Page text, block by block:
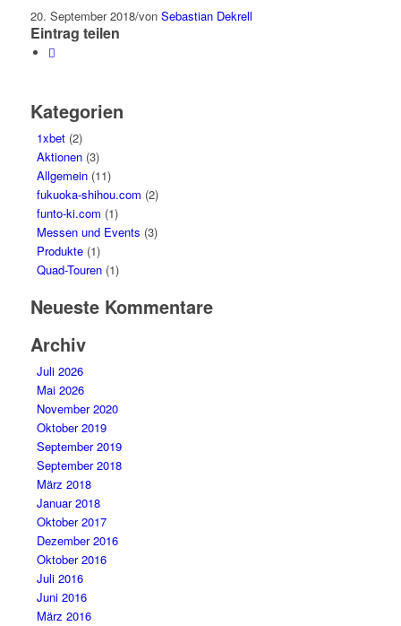
20. September 2018/von Sebastian Dekrell
Eintrag teilen
Kategorien
1xbet(2)
Aktionen(3)
Allgemein(11)
fukuoka-shihou.com (2)
funto-ki.com (1)
Messen und Events (3)
Produkte(1)
Quad-Touren(1)
Neueste Kommentare
Archiv
Juli 2026
Mai 2026
November 2020
Oktober 2019
September 2019
September 2018
März 2018
Januar 2018
Oktober 2017
Dezember 2016
Oktober 2016
Juli 2016
Juni 2016
März 2016